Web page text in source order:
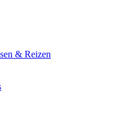
& Reizen